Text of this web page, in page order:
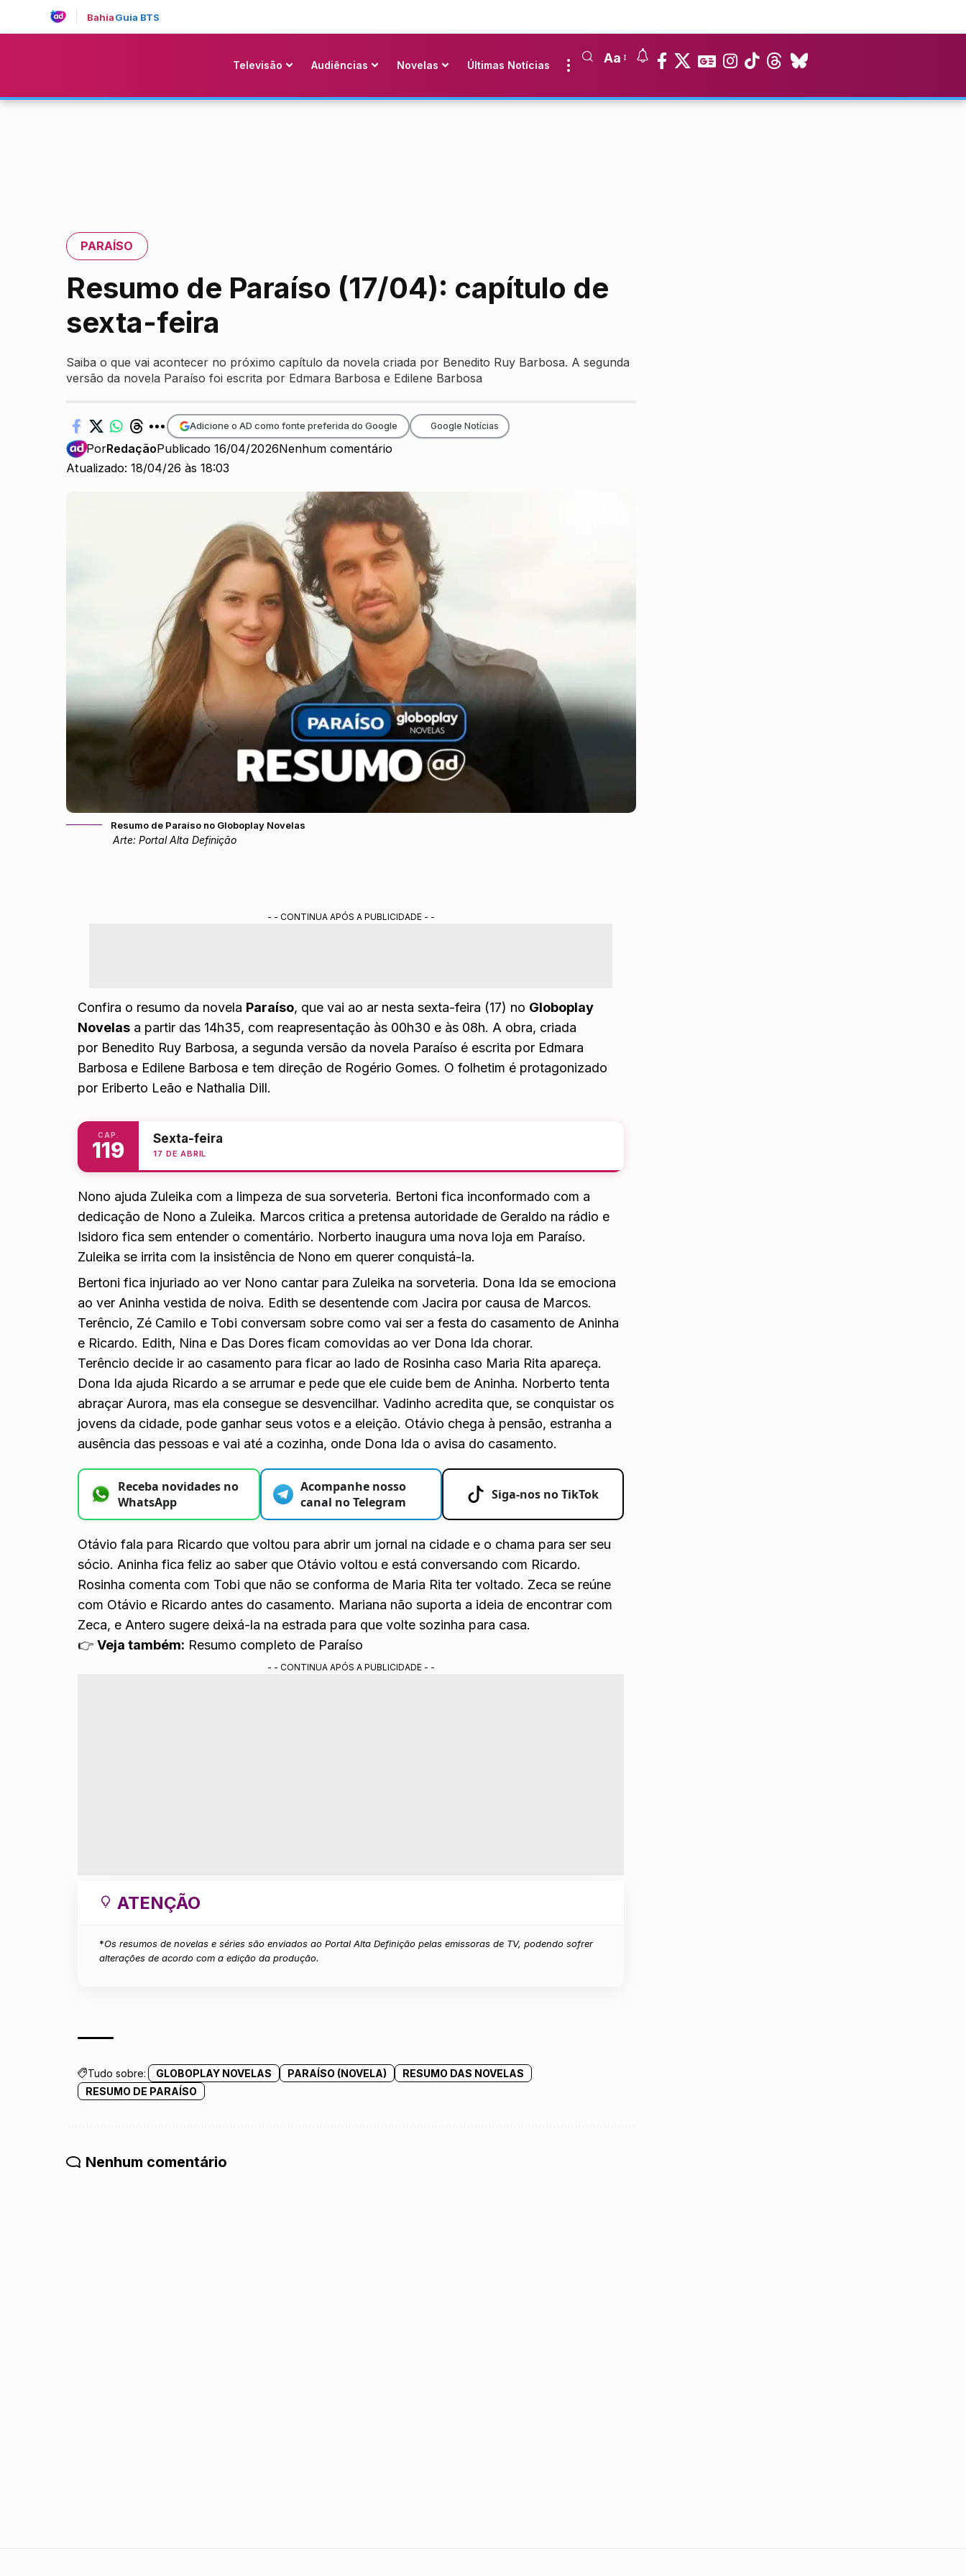
BahiaGuia BTS
Televisão Audiências Novelas Últimas Notícias Aa
PARAÍSO
Resumo de Paraíso (17/04): capítulo de
sexta-feira
Saiba o que vai acontecer no próximo capítulo da novela criada por Benedito Ruy Barbosa. A segunda
versão da novela Paraíso foi escrita por Edmara Barbosa e Edilene Barbosa
Atualizado: 18/04/26 às 18:03
PorRedaçãoPublicado 16/04/2026Nenhum comentário
Adicione o AD como fonte preferida do Google Google Notícias
Resumo de Paraíso no Globoplay Novelas
Arte: Portal Alta Definição
- - CONTINUA APÓS A PUBLICIDADE - -
Confira o resumo da novela Paraíso, que vai ao ar nesta sexta-feira (17) no Globoplay
Novelas a partir das 14h35, com reapresentação às 00h30 e às 08h. A obra, criada
por Benedito Ruy Barbosa, a segunda versão da novela Paraíso é escrita por Edmara
Barbosa e Edilene Barbosa e tem direção de Rogério Gomes. O folhetim é protagonizado
por Eriberto Leão e Nathalia Dill.
CAP.
119 Sexta-feira
17 DE ABRIL
Nono ajuda Zuleika com a limpeza de sua sorveteria. Bertoni fica inconformado com a
dedicação de Nono a Zuleika. Marcos critica a pretensa autoridade de Geraldo na rádio e
Isidoro fica sem entender o comentário. Norberto inaugura uma nova loja em Paraíso.
Zuleika se irrita com la insistência de Nono em querer conquistá-la.
Bertoni fica injuriado ao ver Nono cantar para Zuleika na sorveteria. Dona Ida se emociona
ao ver Aninha vestida de noiva. Edith se desentende com Jacira por causa de Marcos.
Terêncio, Zé Camilo e Tobi conversam sobre como vai ser a festa do casamento de Aninha
e Ricardo. Edith, Nina e Das Dores ficam comovidas ao ver Dona Ida chorar.
Terêncio decide ir ao casamento para ficar ao lado de Rosinha caso Maria Rita apareça.
Dona Ida ajuda Ricardo a se arrumar e pede que ele cuide bem de Aninha. Norberto tenta
abraçar Aurora, mas ela consegue se desvencilhar. Vadinho acredita que, se conquistar os
jovens da cidade, pode ganhar seus votos e a eleição. Otávio chega à pensão, estranha a
ausência das pessoas e vai até a cozinha, onde Dona Ida o avisa do casamento.
Receba novidades no
WhatsApp
Acompanhe nosso
canal no Telegram
Siga-nos no TikTok
Otávio fala para Ricardo que voltou para abrir um jornal na cidade e o chama para ser seu
sócio. Aninha fica feliz ao saber que Otávio voltou e está conversando com Ricardo.
Rosinha comenta com Tobi que não se conforma de Maria Rita ter voltado. Zeca se reúne
com Otávio e Ricardo antes do casamento. Mariana não suporta a ideia de encontrar com
Zeca, e Antero sugere deixá-la na estrada para que volte sozinha para casa.
👉Veja também: Resumo completo de Paraíso
- - CONTINUA APÓS A PUBLICIDADE - -
ATENÇÃO
*Os resumos de novelas e séries são enviados ao Portal Alta Definição pelas emissoras de TV, podendo sofrer
alterações de acordo com a edição da produção.
Tudo sobre: GLOBOPLAY NOVELAS PARAÍSO (NOVELA)
RESUMO DAS NOVELAS
RESUMO DE PARAÍSO
Nenhum comentário